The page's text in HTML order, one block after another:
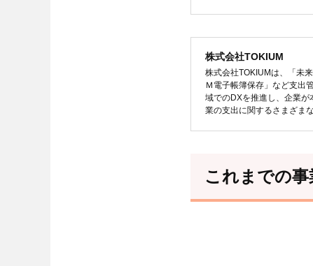
株式会社TOKIUM
株式会社TOKIUMは、「未
Ｍ電子帳簿保存」など支出
域でのDXを推進し、企業
業の支出に関するさまざま
これまでの